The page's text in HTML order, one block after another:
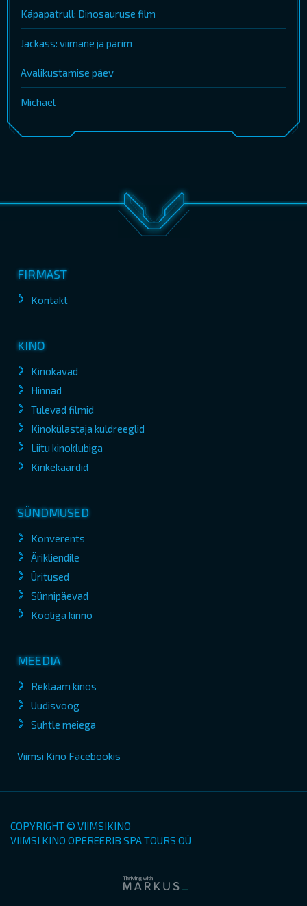
Käpapatrull: Dinosauruse film
Jackass: viimane ja parim
Avalikustamise päev
Michael
FIRMAST
Kontakt
KINO
Kinokavad
Hinnad
Tulevad filmid
Kinokülastaja kuldreeglid
Liitu kinoklubiga
Kinkekaardid
SÜNDMUSED
Konverents
Ärikliendile
Üritused
Sünnipäevad
Kooliga kinno
MEEDIA
Reklaam kinos
Uudisvoog
Suhtle meiega
Viimsi Kino Facebookis
COPYRIGHT © VIIMSIKINO
VIIMSI KINO OPEREERIB SPA TOURS OÜ